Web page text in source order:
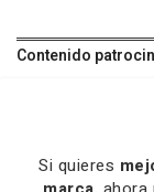
Contenido
Si quieres